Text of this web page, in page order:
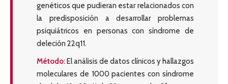
genéticos que pudieran estar relacionados con
la predisposición a desarrollar problemas
psiquiátricos en personas con síndrome de
deleción 22q11.
Método:El análisis de datos clínicos y hallazgos
moleculares de 1000 pacientes con síndrome